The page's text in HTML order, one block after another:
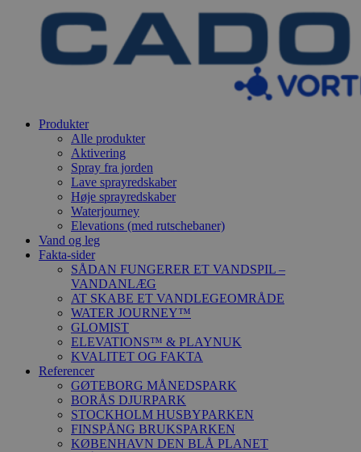
Produkter
Alle produkter
Aktivering
Spray fra jorden
Lave sprayredskaber
Høje sprayredskaber
Waterjourney
Elevations (med rutschebaner)
Vand og leg
Fakta-sider
SÅDAN FUNGERER ET VANDSPIL –
VANDANLÆG
AT SKABE ET VANDLEGEOMRÅDE
WATER JOURNEY™
GLOMIST
ELEVATIONS™ & PLAYNUK
KVALITET OG FAKTA
Referencer
GØTEBORG MÅNEDSPARK
BORÅS DJURPARK
STOCKHOLM HUSBYPARKEN
FINSPÅNG BRUKSPARKEN
KØBENHAVN DEN BLÅ PLANET